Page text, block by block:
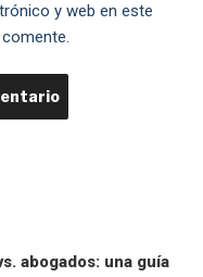
y web en este
abogados: una guía